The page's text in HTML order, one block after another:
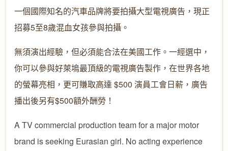
一個國際知名的汽車品牌將要拍攝大型電視廣告，現正
招募5至8歲混血女孩參與拍攝。
無須演出經驗，但必須能合法在美國工作。一經選中，
你可以參與好萊塢最頂級的電視廣告製作，在世界各地
的螢幕亮相，更可賺取高達 $500 演員工會日薪，廣告
播出後另有$500額外酬勞 ！
A TV commercial production team for a major motor
brand is seeking Eurasian girl. No acting experience